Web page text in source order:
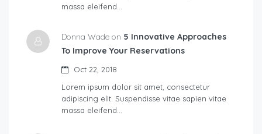
massa eleifend…
Donna Wade on 5 Innovative Approaches
To Improve Your Reservations
Oct 22, 2018
Lorem ipsum dolor sit amet, consectetur
adipiscing elit. Suspendisse vitae sapien vitae
massa eleifend…